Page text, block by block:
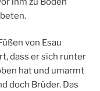
von Esau
dass er sich runter
hat und umarmt
doch Brüder. Das